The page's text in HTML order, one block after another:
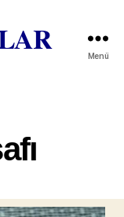
Menü